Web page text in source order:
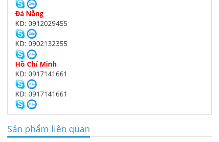
Đà Nẵng
KD: 0912029455
KD: 0902132355
Hồ Chí Minh
KD: 0917141661
KD: 0917141661
Sản phẩm liên quan